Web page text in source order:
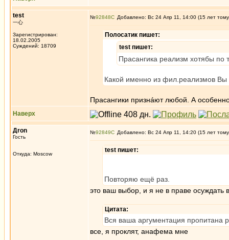
test
一心
Зарегистрирован:
18.02.2005
Суждений: 18709
№92848 Добавлено: Вс 24 Апр 11, 14:00 (15 лет
Полосатик пишет:
test пишет:
Прасангика реализм хотябы по
Какой именно из фил.реализмов
Прасангики признáют любой. А
Наверх
Дron
Гость
Откуда: Moscow
№92849 Добавлено: Вс 24 Апр 11, 14:20 (15 лет
test пишет:
Повторяю ещё раз.
это ваш выбор, и я не в праве осуждать
Цитата:
Вся ваша аргументация пропитана
все, я проклят, анафема мне